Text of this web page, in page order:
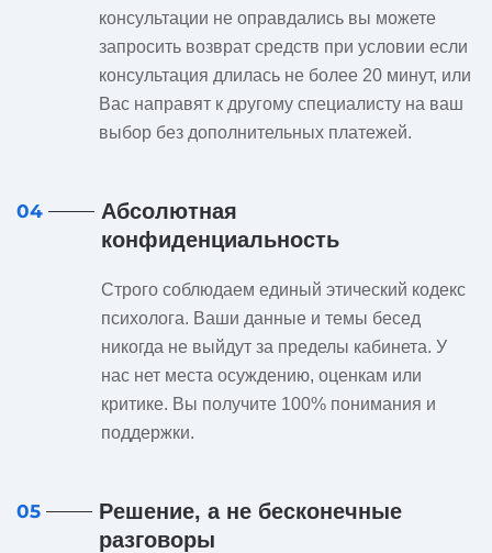
консультации не оправдались вы можете
запросить возврат средств при условии если
консультация длилась не более 20 минут, или
Вас направят к другому специалисту на ваш
выбор без дополнительных платежей.
04
Абсолютная
конфиденциальность
Строго соблюдаем единый этический кодекс
психолога. Ваши данные и темы бесед
никогда не выйдут за пределы кабинета. У
нас нет места осуждению, оценкам или
критике. Вы получите 100% понимания и
поддержки.
05
Решение, а не бесконечные
разговоры